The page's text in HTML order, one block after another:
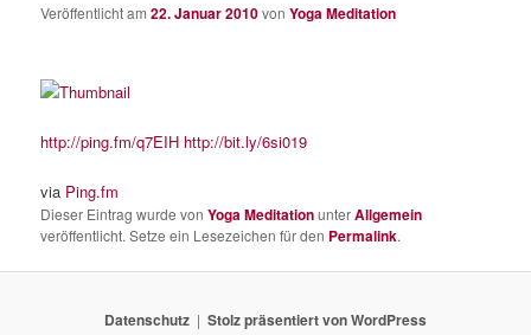
Veröffentlicht am22. Januar 2010vonYoga Meditation
http://ping.fm/q7EIH http://bit.ly/6si019
via Ping.fm
Dieser Eintrag wurde vonYoga MeditationunterAllgemein
veröffentlicht. Setze ein Lesezeichen für den Permalink.
Datenschutz Stolz präsentiert von WordPress